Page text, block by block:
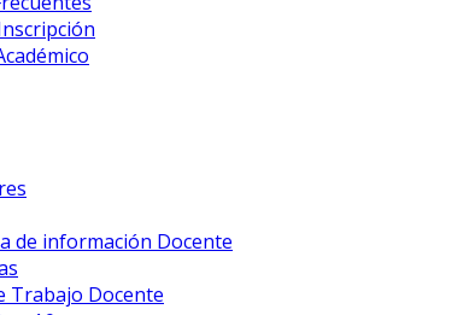
Innovación y Economía de Datos
Marketing Integral y Negocios Globales
Preuniversitario
Preparatorio en Teatro Musical
de información Docente
Trabajo Docente